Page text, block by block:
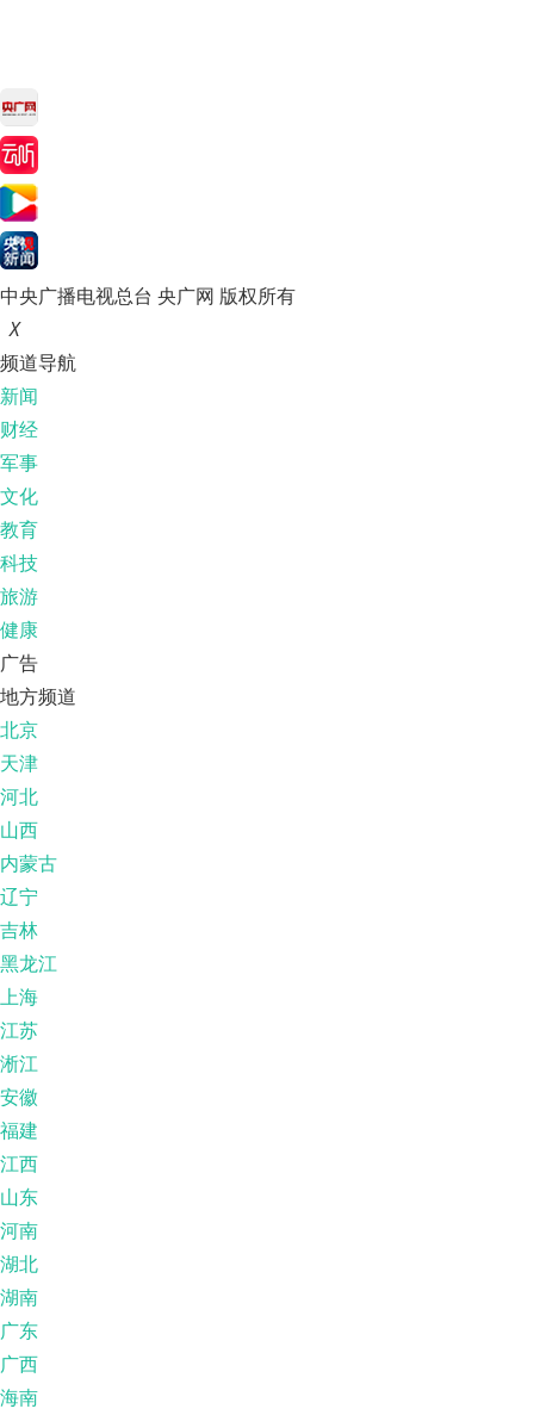
中央广播电视总台 央广网 版权所有
X
频道导航
新闻
财经
军事
文化
教育
科技
旅游
健康
广告
地方频道
北京
天津
河北
山西
内蒙古
辽宁
吉林
黑龙江
上海
江苏
淅江
安徽
福建
江西
山东
河南
湖北
湖南
广东
广西
海南